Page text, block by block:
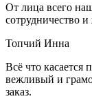
От лица всего
сотрудничество
Топчий Инна
Всё что касается
вежливый и
заказ.